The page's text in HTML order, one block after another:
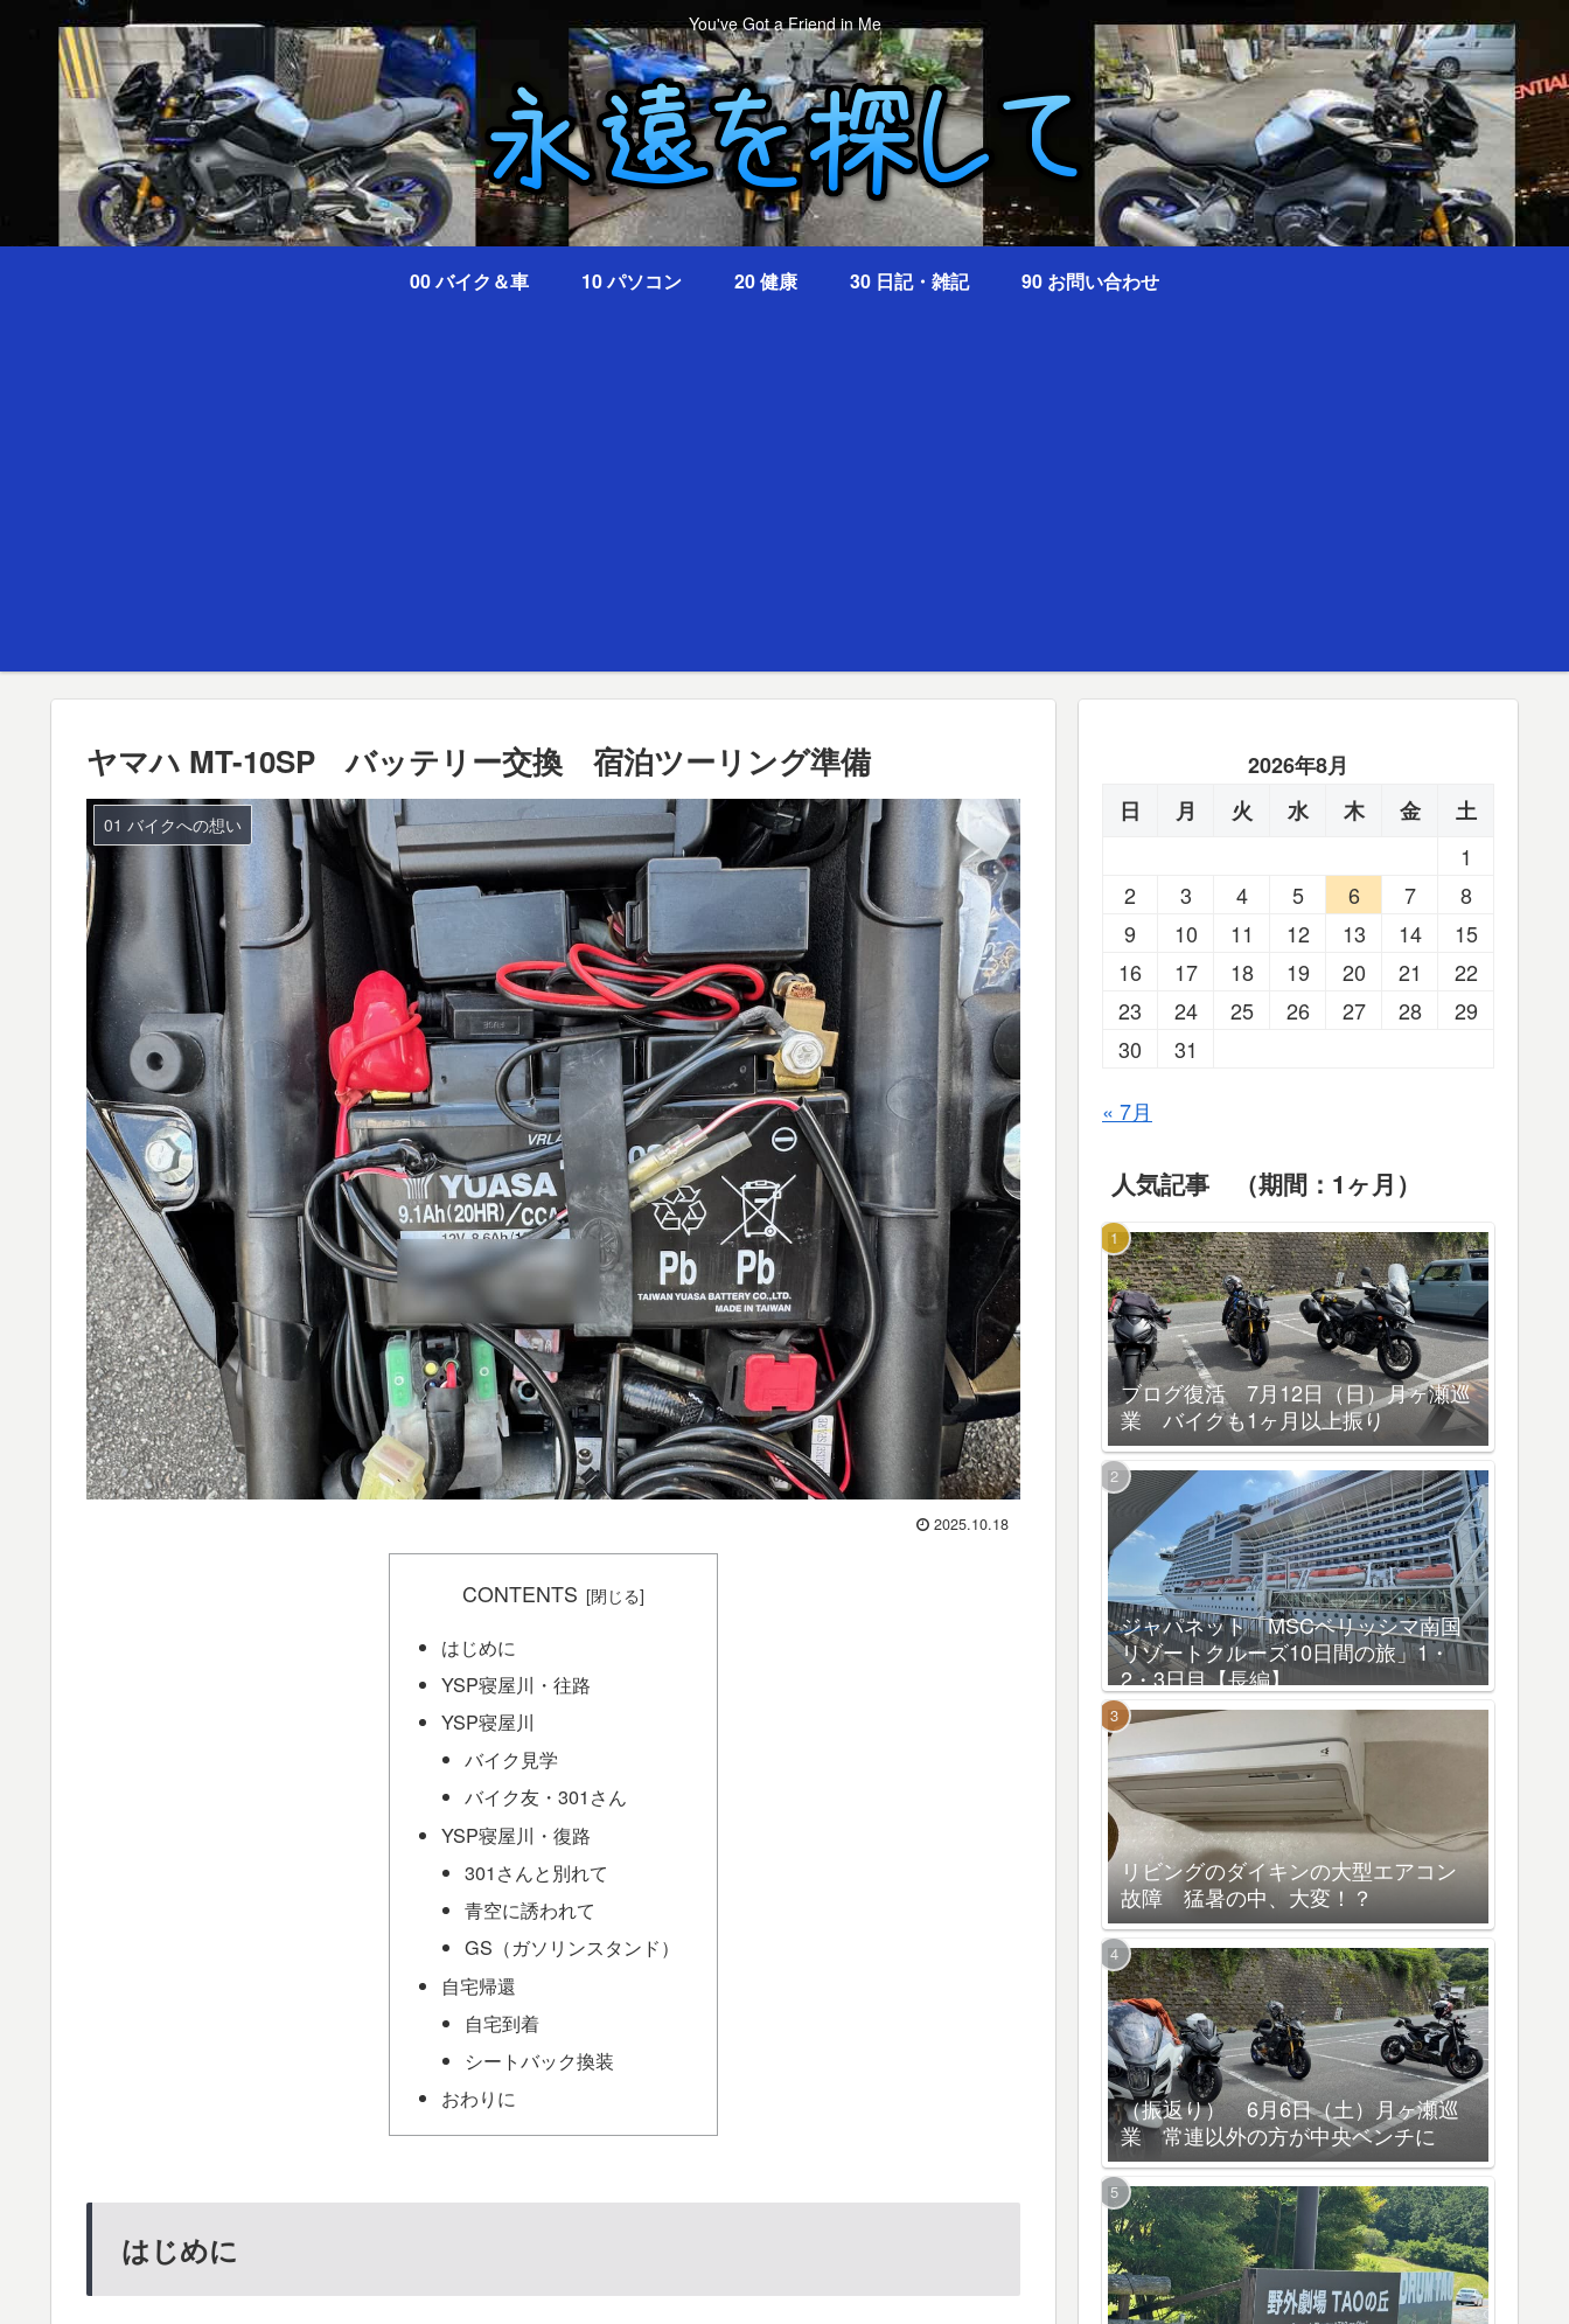
You've Got a Friend in Me
00 バイク＆車 10 パソコン 20 健康 30 日記・雑記 90 お問い合わせ
ヤマハ MT-10SP バッテリー交換 宿泊ツーリング準備
01 バイクへの想い
2025.10.18
CONTENTS
はじめに
YSP寝屋川・往路
YSP寝屋川
バイク見学
バイク友・301さん
YSP寝屋川・復路
301さんと別れて
青空に誘われて
GS（ガソリンスタンド）
自宅帰還
自宅到着
シートバック換装
おわりに
はじめに
2026年8月
日
月 火 水 木 金
土
1
2
3 4 5 6 7
8
9
10 11 12 13 14
15
16
17 18 19 20 21
22
23
24 25 26 27 28
29
30
31
« 7月
人気記事 （期間：1ヶ月）
ブログ復活 7月12日（日）月ヶ瀬巡
業 バイクも1ヶ月以上振り
ジャパネット「MSCベリッシマ南国
リゾートクルーズ10日間の旅」1・
2・3日目【長編】
リビングのダイキンの大型エアコン
故障 猛暑の中、大変！？
（振返り） 6月6日（土）月ヶ瀬巡
業 常連以外の方が中央ベンチに